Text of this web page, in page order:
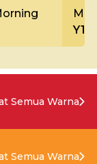
Semua Warna
Semua Warna